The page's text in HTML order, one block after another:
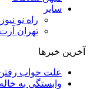
سایر
راه نو نیوز
تهران
آخرین خبرها
علت خواب
وابستگی به